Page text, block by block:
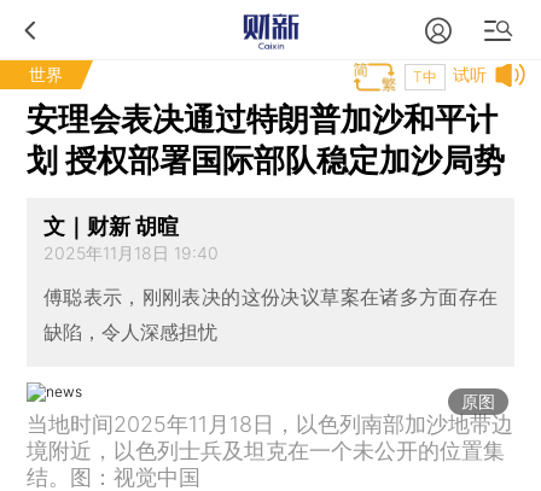
世界 试听
T中
安理会表决通过特朗普加沙和平计
划 授权部署国际部队稳定加沙局势
文｜财新 胡暄
2025年11月18日 19:40
傅聪表示，刚刚表决的这份决议草案在诸多方面存在
缺陷，令人深感担忧
原图
当地时间2025年11月18日，以色列南部加沙地带边
境附近，以色列士兵及坦克在一个未公开的位置集
结。图：视觉中国